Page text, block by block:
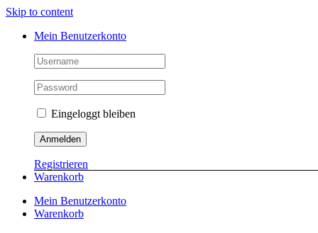
Skip to content
Mein Benutzerkonto
Eingeloggt bleiben
Registrieren
Warenkorb
Mein Benutzerkonto
Warenkorb